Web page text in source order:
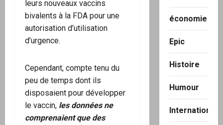
leurs nouveaux vaccins
bivalents à la FDA pour une
autorisation d’utilisation
d’urgence.
Cependant, compte tenu du
peu de temps dont ils
disposaient pour développer
le vaccin, les données ne
comprenaient que des
économie
Epic
Histoire
Humour
International